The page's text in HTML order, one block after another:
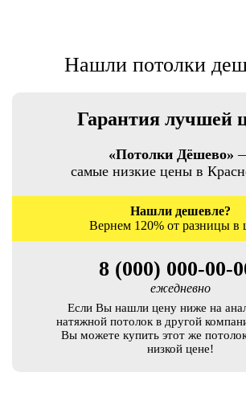
Нашли потолки
Гарантия лучшей
«Потолки Дёшево»
самые низкие цены в
Нашли дешевле?
Вернем 120% от разницы в
8 (000) 000-00-
ежедневно
Если Вы нашли цену ниже на
натяжной потолок в другой
Вы можете купить этот же
низкой цене!